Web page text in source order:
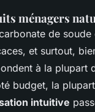
ménagers
de soude
et surtout,
à la
budget, la
intuitive